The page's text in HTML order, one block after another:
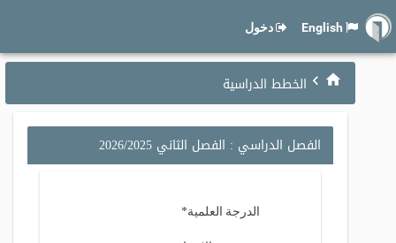
دخول
الخطط الدراسية
الفصل الدراسي : الفصل الثاني 2026/2025
الدرجة العلمية*